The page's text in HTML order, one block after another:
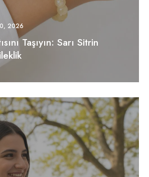
2026
Taşıyın: Sarı Sitrin